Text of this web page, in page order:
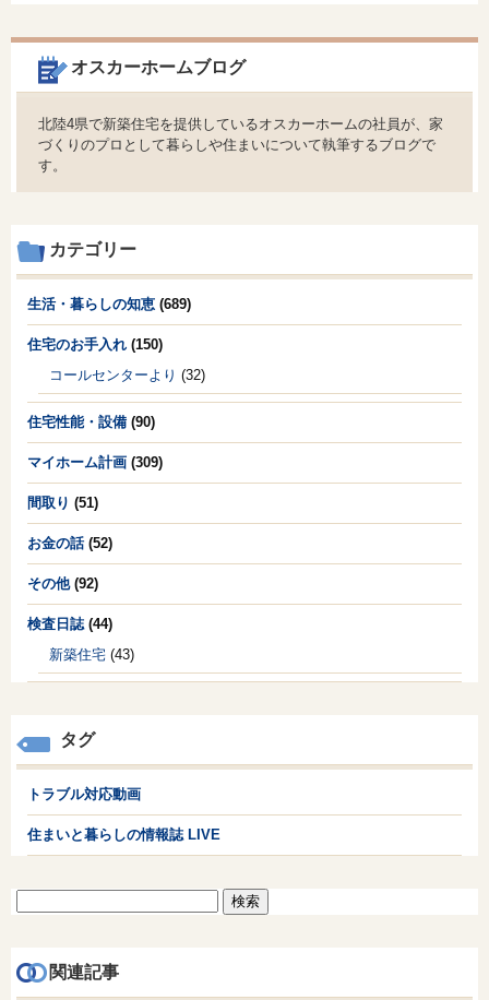
オスカーホームブログ
北陸4県で新築住宅を提供しているオスカーホームの社員が、家
づくりのプロとして暮らしや住まいについて執筆するブログで
す。
カテゴリー
生活・暮らしの知恵 (689)
住宅のお手入れ (150)
コールセンターより (32)
住宅性能・設備 (90)
マイホーム計画 (309)
間取り (51)
お金の話(52)
その他(92)
検査日誌(44)
新築住宅 (43)
タグ
トラブル対応動画
住まいと暮らしの情報誌 LIVE
関連記事